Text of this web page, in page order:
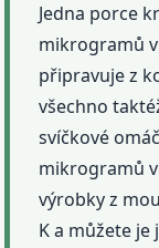
Jedna porce
mikrogramů
připravuje z
všechno
svíčkové
mikrogramů
výrobky z
K a můžete je